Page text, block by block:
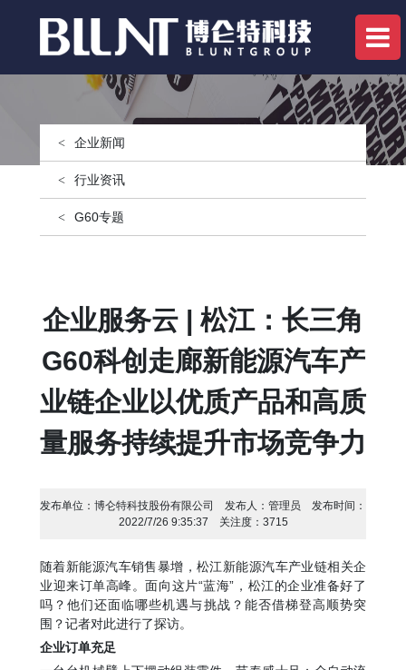
企业服务云 | 松江：长三角
G60科创走廊新能源汽车产
业链企业以优质产品和高质
量服务持续提升市场竞争力
发布单位： 博仑特科技股份有限公司 发布人： 管理员
发布时间：
2022/7/26 9:35:37
关注度： 3715
随着新能源汽车销售暴增，松江新能源汽车产业链相关企
业迎来订单高峰。面向这片“蓝海”，松江的企业准备好了
吗？他们还面临哪些机遇与挑战？能否借梯登高顺势突
围？记者对此进行了探访。
企业订单充足
企业新闻
行业资讯
G60专题